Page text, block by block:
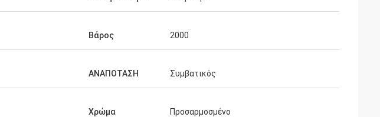
Βάρος 2000
ΑΝΑΠΟΤΑΣΗ Συμβατικός
Χρώμα Προσαρμοσμένο